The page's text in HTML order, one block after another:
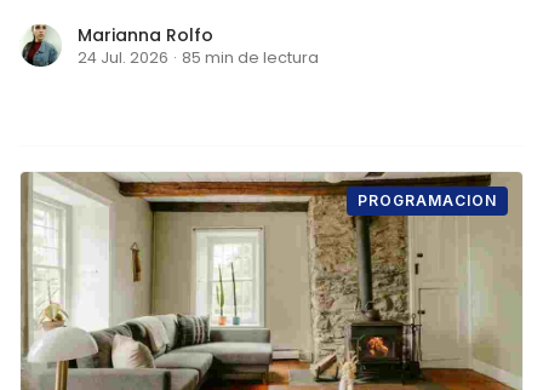
Marianna Rolfo
24 Jul. 2026 · 85 min de lectura
PROGRAMACION